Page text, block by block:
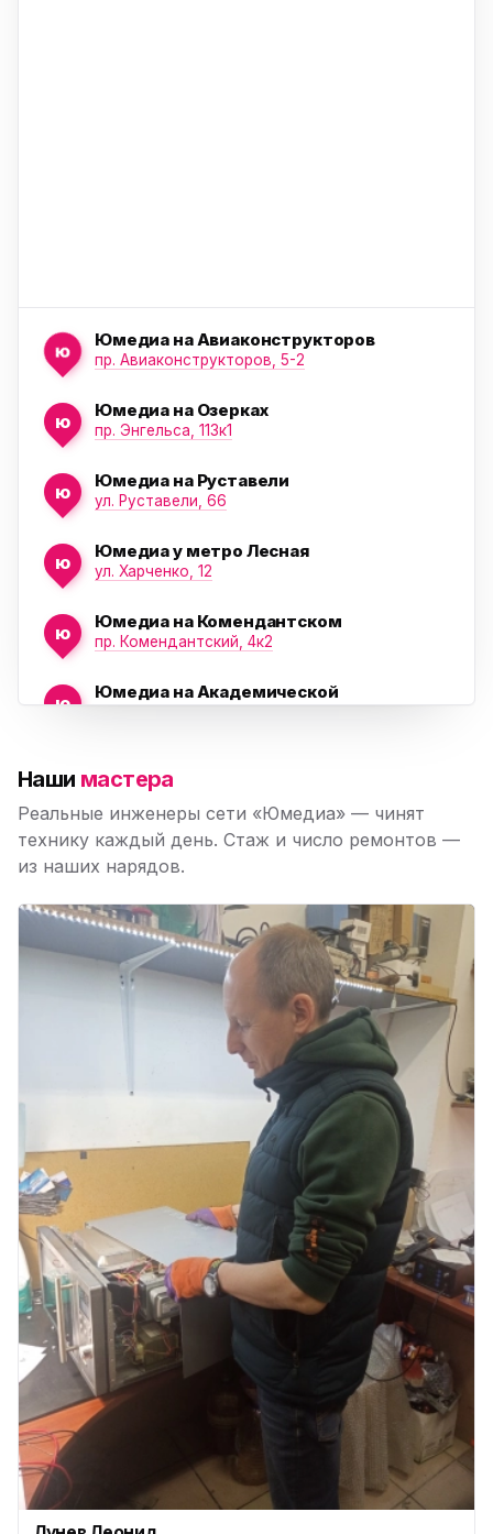
ю
Юмедиа на Авиаконструкторов
пр. Авиаконструкторов, 5-2
ю
Юмедиа на Озерках
пр. Энгельса, 113к1
ю
Юмедиа на Руставели
ул. Руставели, 66
ю
Юмедиа у метро Лесная
ул. Харченко, 12
ю
Юмедиа на Комендантском
пр. Комендантский, 4к2
ю
Юмедиа на Академической
ю Морская набережная, 35
ю
Юмедиа на Наставников
пр. Наставников 35
ю
Юмедиа на Дыбенко
ул. Антонова-Овсеенко, 25к1
Юмедиа в ТК Юго-Запад
пр. Маршала Жукова, 35-1
Юмедиа на Космонавтов
пр. Космонавтов, 38к4
Юмедиа на Международной
ю
Юмедиа в Купчино
ул. Будапештская, 87-3
ю
Юмедиа Сервис в Колпино
ул. Тверская 60, Колпино
ю
Юмедиа во Всеволожске
пр. Христиновский 28, Всеволожск
Наши мастера
Реальные инженеры сети «Юмедиа» — чинят
технику каждый день. Стаж и число ремонтов —
из наших нарядов.